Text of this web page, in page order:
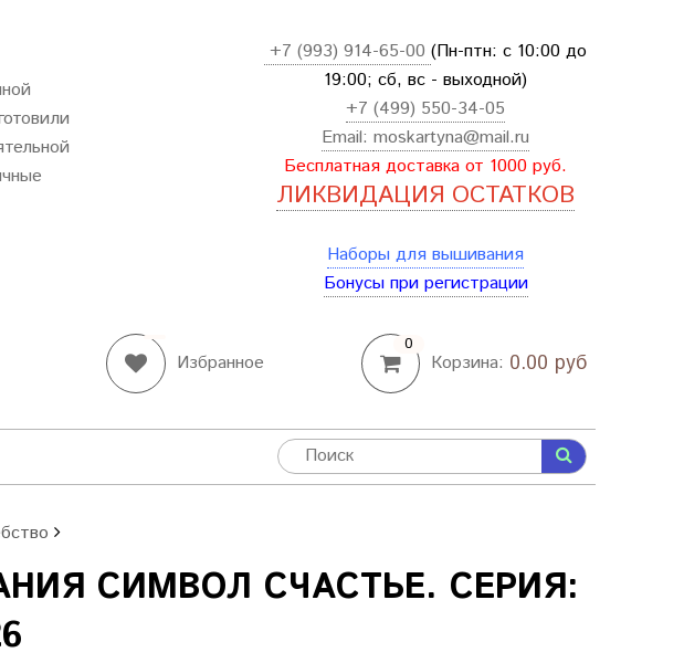
+7 (993) 914-65-00 (Пн-птн: с 10:00 до
19:00; сб, вс - выходной)
+7 (499) 550-34-05
Email: moskartyna@mail.ru
Бесплатная доставка от 1000 руб.
ЛИКВИДАЦИЯ ОСТАТКОВ
Наборы для вышивания
Бонусы при регистрации
Избранное
0
Корзина: 0.00 руб
СИМВОЛ СЧАСТЬЕ. СЕРИЯ: